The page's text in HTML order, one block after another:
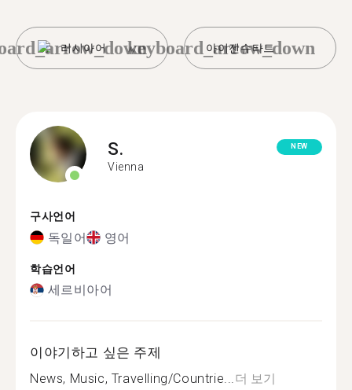
러시아어 아이젠슈타트
keyboard_arrow_down
S.
Vienna
NEW
구사언어
독일어 영어
학습언어
세르비아어
이야기하고 싶은 주제
News, Music, Travelling/Countrie...더 보기